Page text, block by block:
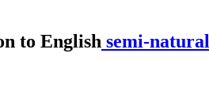
semi-natural